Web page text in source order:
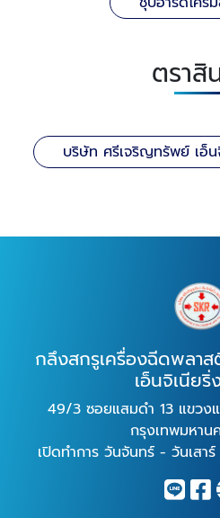
ตราสิ
บริษัท ศรีเจริญทรัพย์ เอ็
กลึงสกรูเครื่องฉีดพลา
เอ็นจิเนียริ่
49/3 ซอยแสมดำ 13 แขวง
กรุงเทพมหาน
เปิดทำการ วันจันทร์ - วันเสา